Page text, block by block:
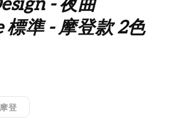
- 夜曲
準 - 摩登款 2色
登